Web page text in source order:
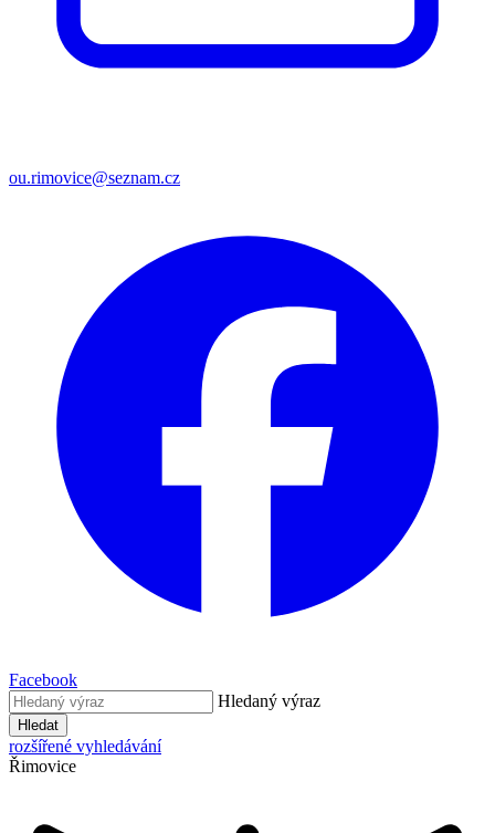
ou.rimovice@seznam.cz
Facebook
Hledaný výraz
Hledat
rozšířené vyhledávání
Řimovice